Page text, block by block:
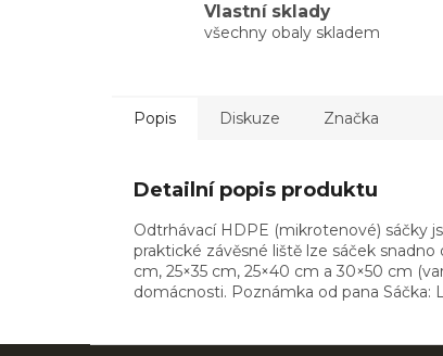
Vlastní sklady
všechny obaly skladem
Popis Diskuze Značka
Detailní popis produktu
Odtrhávací HDPE (mikrotenové) sáčky
praktické závěsné liště lze sáček
cm, 25×35 cm, 25×40 cm a 30×50 cm
domácnosti. Poznámka od pana Sáčka: